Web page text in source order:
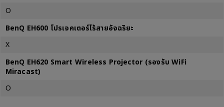
O
BenQ EH600 โปรเจคเตอร์ไร้สายอัจฉริยะ
X
BenQ EH620 Smart Wireless Projector (รองรับ WiFi
Miracast)
O